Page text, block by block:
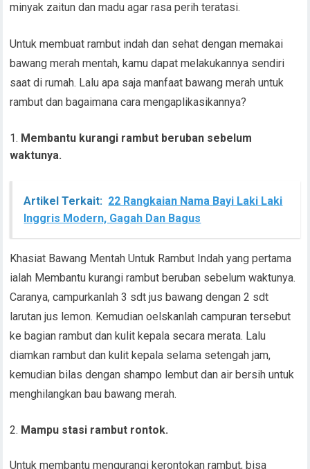
minyak zaitun dan madu agar rasa perih teratasi.
Untuk membuat rambut indah dan sehat dengan memakai
bawang merah mentah, kamu dapat melakukannya sendiri
saat di rumah. Lalu apa saja manfaat bawang merah untuk
rambut dan bagaimana cara mengaplikasikannya?
Membantu kurangi rambut beruban sebelum
waktunya.
Artikel Terkait: 22 Rangkaian Nama Bayi Laki Laki
Inggris Modern, Gagah Dan Bagus
Khasiat Bawang Mentah Untuk Rambut Indah yang pertama
ialah Membantu kurangi rambut beruban sebelum waktunya.
Caranya, campurkanlah 3 sdt jus bawang dengan 2 sdt
larutan jus lemon. Kemudian oelskanlah campuran tersebut
ke bagian rambut dan kulit kepala secara merata. Lalu
diamkan rambut dan kulit kepala selama setengah jam,
kemudian bilas dengan shampo lembut dan air bersih untuk
menghilangkan bau bawang merah.
Mampu stasi rambut rontok.
Untuk membantu mengurangi kerontokan rambut, bisa